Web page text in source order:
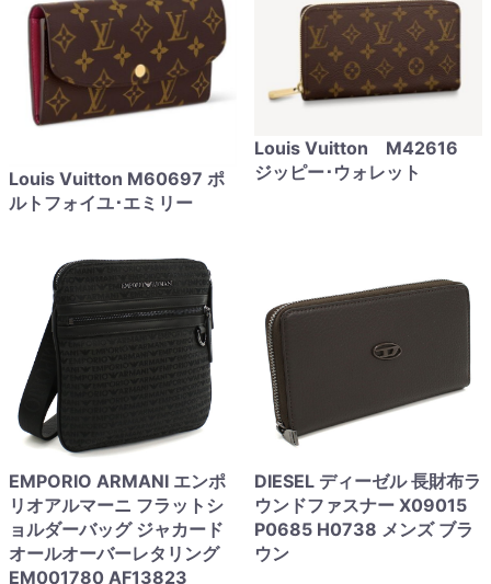
Louis Vuitton M60697 ポ
ルトフォイユ･エミリー
Louis Vuitton M42616
ジッピー･ウォレット
EMPORIO ARMANI エンポ
リオアルマーニ フラットシ
ョルダーバッグ ジャカード
オールオーバーレタリング
EM001780 AF13823
DIESEL ディーゼル 長財布ラ
ウンドファスナー X09015
P0685 H0738 メンズ ブラ
ウン